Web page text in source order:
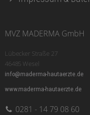
MVZ MADERMA GmbH
Lübecker Straße 27
46485 Wesel
info@maderma-hautaerzte.de
www.maderma-hautaerzte.de
0281 - 14 79 08 60